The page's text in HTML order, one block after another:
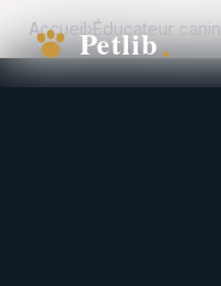
Accueil›Éducateur canin